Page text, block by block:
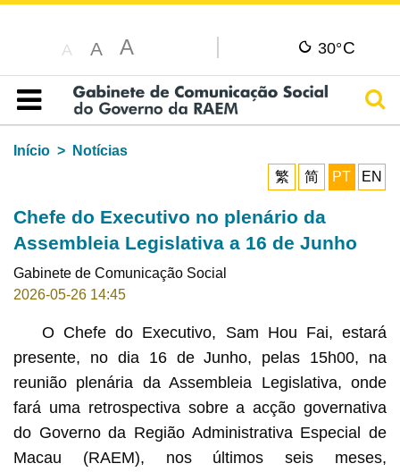
A A A 30°C
Índice
Início
Notícias
繁
简 PT EN
Chefe do Executivo no plenário da
Assembleia Legislativa a 16 de Junho
Gabinete de Comunicação Social
2026-05-26 14:45
O Chefe do Executivo, Sam Hou Fai, estará
presente, no dia 16 de Junho, pelas 15h00, na
reunião plenária da Assembleia Legislativa, onde
fará uma retrospectiva sobre a acção governativa
do Governo da Região Administrativa Especial de
Macau (RAEM), nos últimos seis meses,